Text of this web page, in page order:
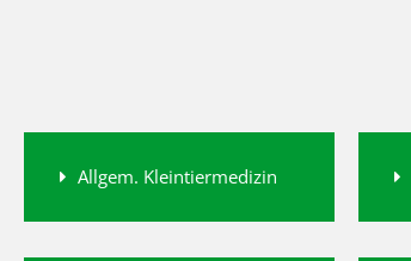
Allgem. Kleintiermedizin